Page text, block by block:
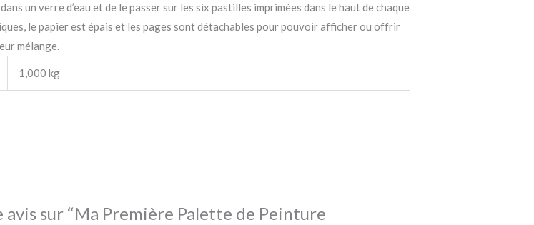
un verre d’eau et de le passer sur les six pastilles imprimées dans le haut de chaque
le papier est épais et les pages sont détachables pour pouvoir afficher ou offrir
mélange.
1,000 kg
sur “Ma Première Palette de Peinture